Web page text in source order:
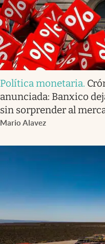
Política monetaria.
anunciada: Banxico
sin sorprender al
Mario Alavez